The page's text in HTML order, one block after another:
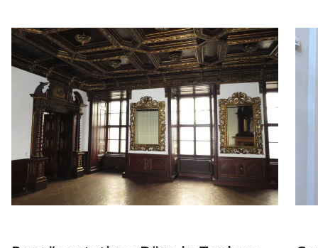
Link zur Seite Repräsentatives Büro in Toplage in 1010